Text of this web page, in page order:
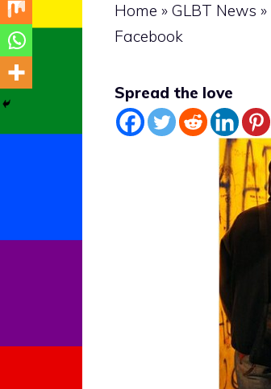
Home » GLBT News »
Facebook
Spread the love